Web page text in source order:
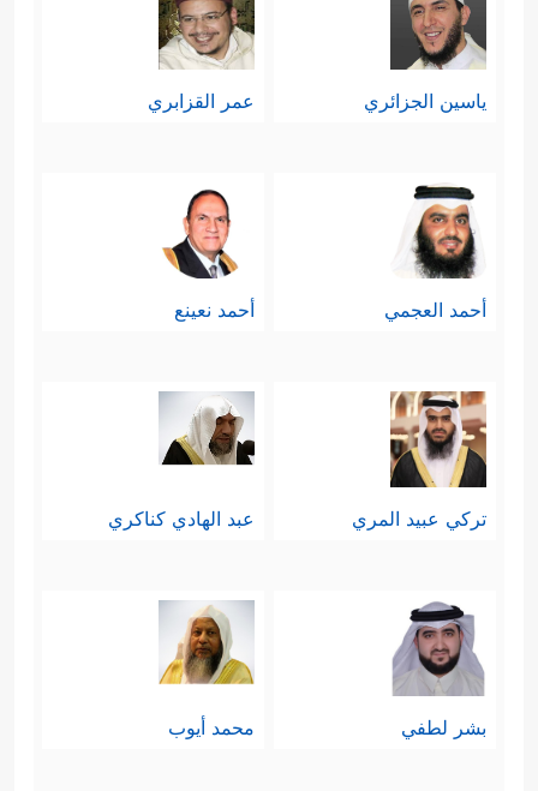
ياسين الجزائري عمر القزابري
أحمد العجمي أحمد نعينع
تركي عبيد المري عبد الهادي كناكري
بشر لطفي محمد أيوب